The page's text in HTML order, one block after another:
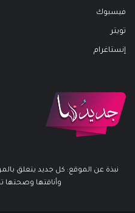
فيسبوك
تويتر
إنستاغرام
نبذة عن الموقع: كل جديد يتعلق
وأناقتها وصحتها